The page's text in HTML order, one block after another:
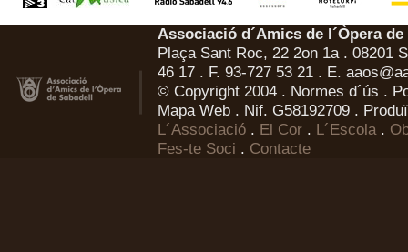
Associació d´Amics de l´Òpera
Plaça Sant Roc, 22 2on 1a . 08201
46 17 . F. 93-727 53 21 . E.
© Copyright 2004 . Normes d´ús .
Mapa Web . Nif. G58192709 .
L´Associació . El Cor . L´Escola.
Fes-te Soci . Contacte